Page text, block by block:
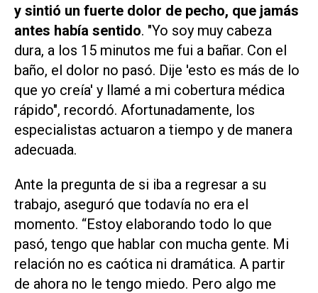
y sintió un fuerte dolor de pecho, que jamás
antes había sentido. "Yo soy muy cabeza
dura, a los 15 minutos me fui a bañar. Con el
baño, el dolor no pasó. Dije 'esto es más de lo
que yo creía' y llamé a mi cobertura médica
rápido", recordó. Afortunadamente, los
especialistas actuaron a tiempo y de manera
adecuada.
Ante la pregunta de si iba a regresar a su
trabajo, aseguró que todavía no era el
momento. “Estoy elaborando todo lo que
pasó, tengo que hablar con mucha gente. Mi
relación no es caótica ni dramática. A partir
de ahora no le tengo miedo. Pero algo me